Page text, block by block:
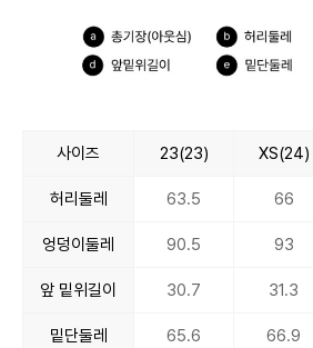
사이즈 23(23) XS(24)
허리둘레 63.5 66
엉덩이둘레 90.5 93
앞 밑위길이 30.7 31.3
밑단둘레 65.6 66.9